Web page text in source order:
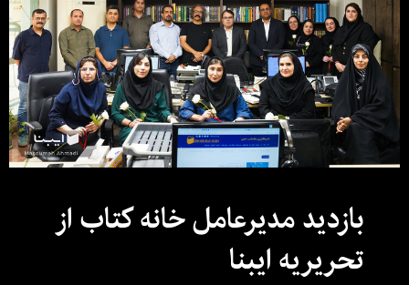
بازدید مدیرعامل خانه کتاب از
تحریریه ایبنا